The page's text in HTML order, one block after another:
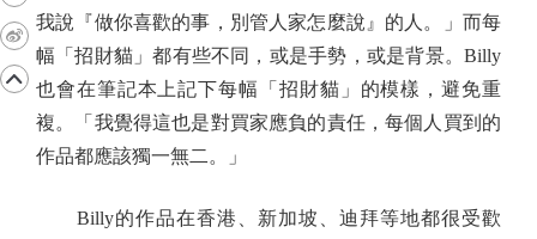
我說『做你喜歡的事，別管人家怎麼說』的人。」而每
幅「招財貓」都有些不同，或是手勢，或是背景。Billy
也會在筆記本上記下每幅「招財貓」的模樣，避免重
複。「我覺得這也是對買家應負的責任，每個人買到的
作品都應該獨一無二。」
Billy的作品在香港、新加坡、迪拜等地都很受歡